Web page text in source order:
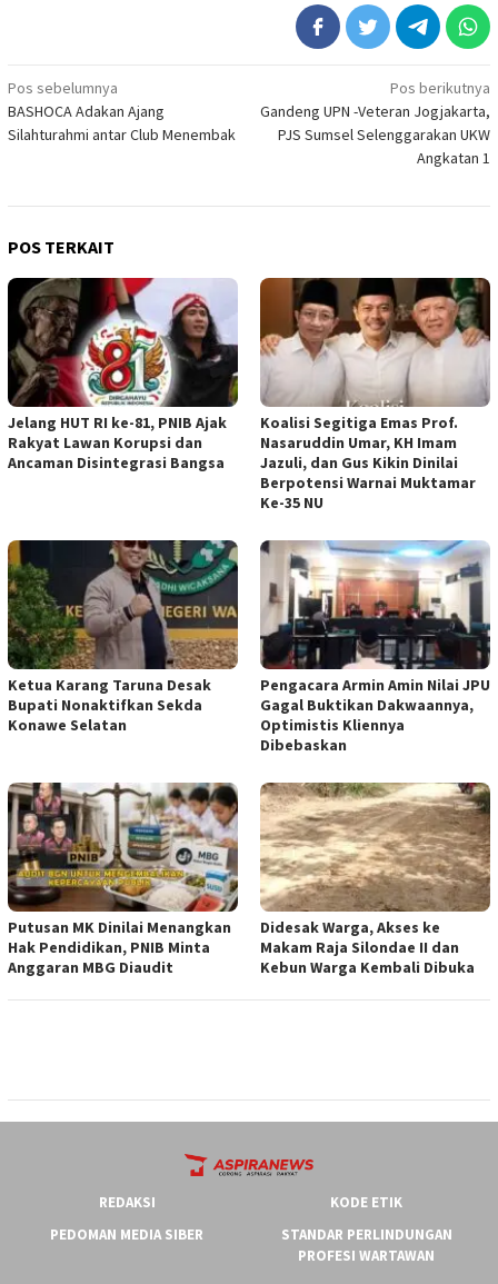
Navigasi
pos
Pos sebelumnya
BASHOCA Adakan Ajang
Silahturahmi antar Club Menembak
Pos berikutnya
Gandeng UPN -Veteran Jogjakarta,
PJS Sumsel Selenggarakan UKW
Angkatan 1
POS TERKAIT
Jelang HUT RI ke-81, PNIB Ajak
Rakyat Lawan Korupsi dan
Ancaman Disintegrasi Bangsa
Koalisi Segitiga Emas Prof.
Nasaruddin Umar, KH Imam
Jazuli, dan Gus Kikin Dinilai
Berpotensi Warnai Muktamar
Ke-35 NU
Ketua ‎Karang Taruna Desak
Bupati Nonaktifkan Sekda
Konawe Selatan
‎Pengacara Armin Amin Nilai JPU
Gagal Buktikan Dakwaannya,
Optimistis Kliennya
Dibebaskan
Putusan MK Dinilai Menangkan
Hak Pendidikan, PNIB Minta
Anggaran MBG Diaudit
Didesak Warga, Akses ke
Makam Raja Silondae II dan
Kebun Warga Kembali Dibuka
REDAKSI
KODE ETIK
PEDOMAN MEDIA SIBER
STANDAR PERLINDUNGAN
PROFESI WARTAWAN